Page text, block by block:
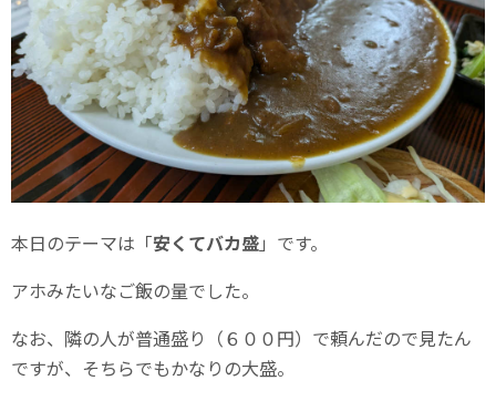
本日のテーマは「安くてバカ盛」です。
アホみたいなご飯の量でした。
なお、隣の人が普通盛り（６００円）で頼んだので見たん
ですが、そちらでもかなりの大盛。